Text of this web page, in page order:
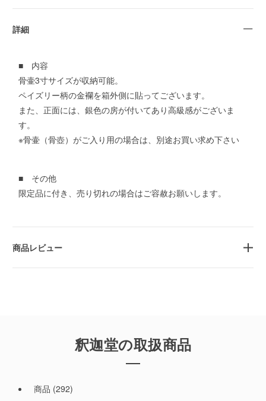
詳細
■ 内容
骨壷3寸サイズが収納可能。
ペイズリー柄の金襴を箱外側に貼ってございます。
また、正面には、銀色の房が付いてあり高級感がございま
す。
※骨壷（骨壺）がご入り用の場合は、別途お買い求め下さい
■ その他
限定品に付き、売り切れの場合はご容赦お願いします。
商品レビュー
釈迦堂の取扱商品
商品 (292)